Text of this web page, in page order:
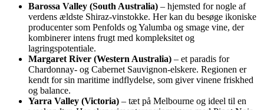
Barossa Valley (South Australia) – hjemsted for nogle af
verdens ældste Shiraz-vinstokke. Her kan du besøge ikoniske
producenter som Penfolds og Yalumba og smage vine, der
kombinerer intens frugt med kompleksitet og
lagringspotentiale.
Margaret River (Western Australia) – et paradis for
Chardonnay- og Cabernet Sauvignon-elskere. Regionen er
kendt for sin maritime indflydelse, som giver vinene friskhed
og balance.
Yarra Valley (Victoria) – tæt på Melbourne og ideel til en